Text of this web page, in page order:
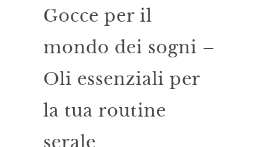
Gocce per il
mondo dei sogni –
Oli essenziali per
la tua routine
serale